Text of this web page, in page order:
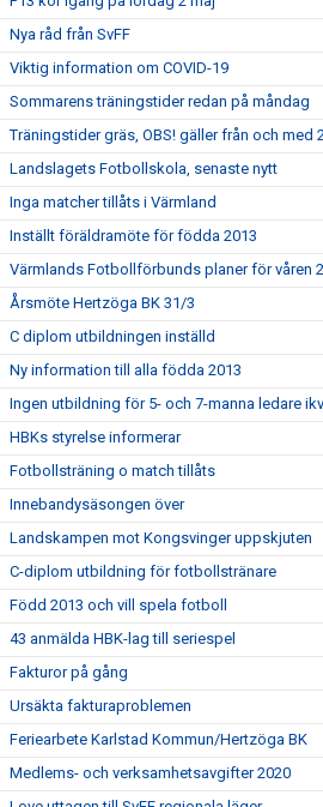
Nya råd från SvFF
Viktig information om COVID-19
Sommarens träningstider redan på måndag
Träningstider gräs, OBS! gäller från och med
Landslagets Fotbollskola, senaste nytt
Inga matcher tillåts i Värmland
Inställt föräldramöte för födda 2013
Värmlands Fotbollförbunds planer för våren
Årsmöte Hertzöga BK 31/3
C diplom utbildningen inställd
Ny information till alla födda 2013
Ingen utbildning för 5- och 7-manna ledare
HBKs styrelse informerar
Fotbollsträning o match tillåts
Innebandysäsongen över
Landskampen mot Kongsvinger uppskjuten
C-diplom utbildning för fotbollstränare
Född 2013 och vill spela fotboll
43 anmälda HBK-lag till seriespel
Fakturor på gång
Ursäkta fakturaproblemen
Feriearbete Karlstad Kommun/Hertzöga BK
Medlems- och verksamhetsavgifter 2020